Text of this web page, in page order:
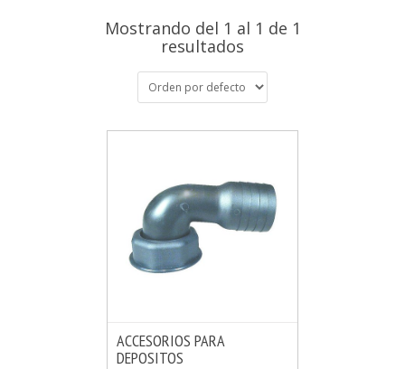
Mostrando del 1 al 1 de 1
resultados
VER OPCIONES
ACCESORIOS PARA
DEPOSITOS